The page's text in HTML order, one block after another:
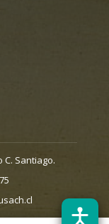
C. Santiago.